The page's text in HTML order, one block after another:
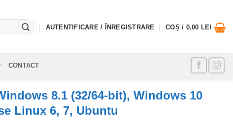
AUTENTIFICARE / ÎNREGISTRARE COȘ / 0,00 LEI
CONTACT
8.1 (32/64-bit), Windows 10
Linux 6, 7, Ubuntu